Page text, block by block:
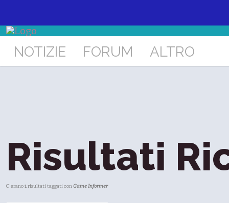
NOTIZIE FORUM ALTRO
Risultati
C'erano1risultati taggati conGame Informer